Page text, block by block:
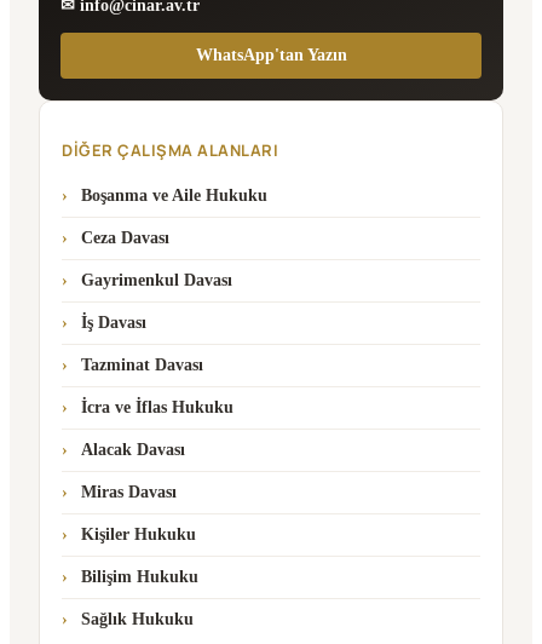
✉ info@cinar.av.tr
WhatsApp'tan Yazın
DIĞER ÇALIŞMA ALANLARI
Boşanma ve Aile Hukuku
Ceza Davası
Gayrimenkul Davası
İş Davası
Tazminat Davası
İcra ve İflas Hukuku
Alacak Davası
Miras Davası
Kişiler Hukuku
Bilişim Hukuku
Sağlık Hukuku